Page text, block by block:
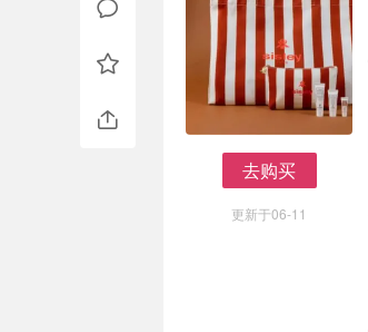
去购买
更新于06-11